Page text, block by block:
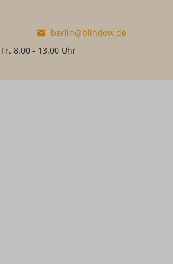
berlin@blindow.de
8.00 - 13.00 Uhr